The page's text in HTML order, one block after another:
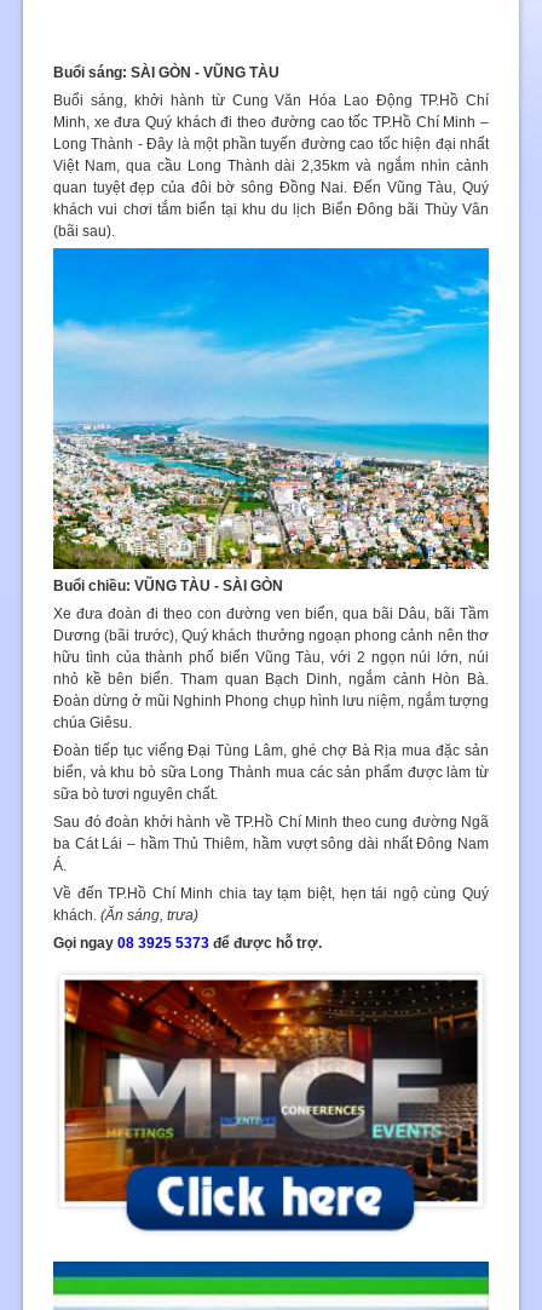
Buổi sáng: SÀI GÒN - VŨNG TÀU
Buổi sáng, khởi hành từ Cung Văn Hóa Lao Động TP.Hồ Chí
Minh, xe đưa Quý khách đi theo đường cao tốc TP.Hồ Chí Minh –
Long Thành - Đây là một phần tuyến đường cao tốc hiện đại nhất
Việt Nam, qua cầu Long Thành dài 2,35km và ngắm nhìn cảnh
quan tuyệt đẹp của đôi bờ sông Đồng Nai. Đến Vũng Tàu, Quý
khách vui chơi tắm biển tại khu du lịch Biển Đông bãi Thùy Vân
(bãi sau).
Buổi chiều: VŨNG TÀU - SÀI GÒN
Xe đưa đoàn đi theo con đường ven biển, qua bãi Dâu, bãi Tầm
Dương (bãi trước), Quý khách thưởng ngoạn phong cảnh nên thơ
hữu tình của thành phố biển Vũng Tàu, với 2 ngọn núi lớn, núi
nhỏ kề bên biển. Tham quan Bạch Dinh, ngắm cảnh Hòn Bà.
Đoàn dừng ở mũi Nghinh Phong chụp hình lưu niệm, ngắm tượng
chúa Giêsu.
Đoàn tiếp tục viếng Đại Tùng Lâm, ghé chợ Bà Rịa mua đặc sản
biển, và khu bò sữa Long Thành mua các sản phẩm được làm từ
sữa bò tươi nguyên chất.
Sau đó đoàn khởi hành về TP.Hồ Chí Minh theo cung đường Ngã
ba Cát Lái – hầm Thủ Thiêm, hầm vượt sông dài nhất Đông Nam
Á.
Về đến TP.Hồ Chí Minh chia tay tạm biệt, hẹn tái ngộ cùng Quý
khách. (Ăn sáng, trưa)
Gọi ngay 08 3925 5373 để được hỗ trợ.